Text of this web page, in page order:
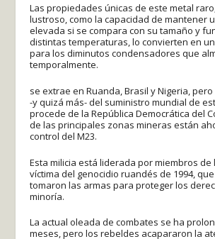
Las propiedades únicas de este metal
lustroso, como la capacidad de mantener
elevada si se compara con su tamaño y
distintas temperaturas, lo convierten en
para los diminutos condensadores que
temporalmente.
se extrae en Ruanda, Brasil y Nigeria, pero
-y quizá más- del suministro mundial de
procede de la República Democrática del
de las principales zonas mineras están
control del M23.
Esta milicia está liderada por miembros de
víctima del genocidio ruandés de 1994,
tomaron las armas para proteger los
minoría.
La actual oleada de combates se ha
meses, pero los rebeldes acapararon la